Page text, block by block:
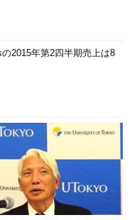
2015年第2四半期売上は8